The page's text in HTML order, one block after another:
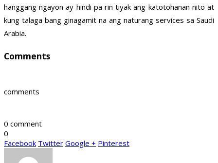
hanggang ngayon ay hindi pa rin tiyak ang katotohanan nito at
kung talaga bang ginagamit na ang naturang services sa Saudi
Arabia.
Comments
comments
0 comment
0
Facebook Twitter Google + Pinterest